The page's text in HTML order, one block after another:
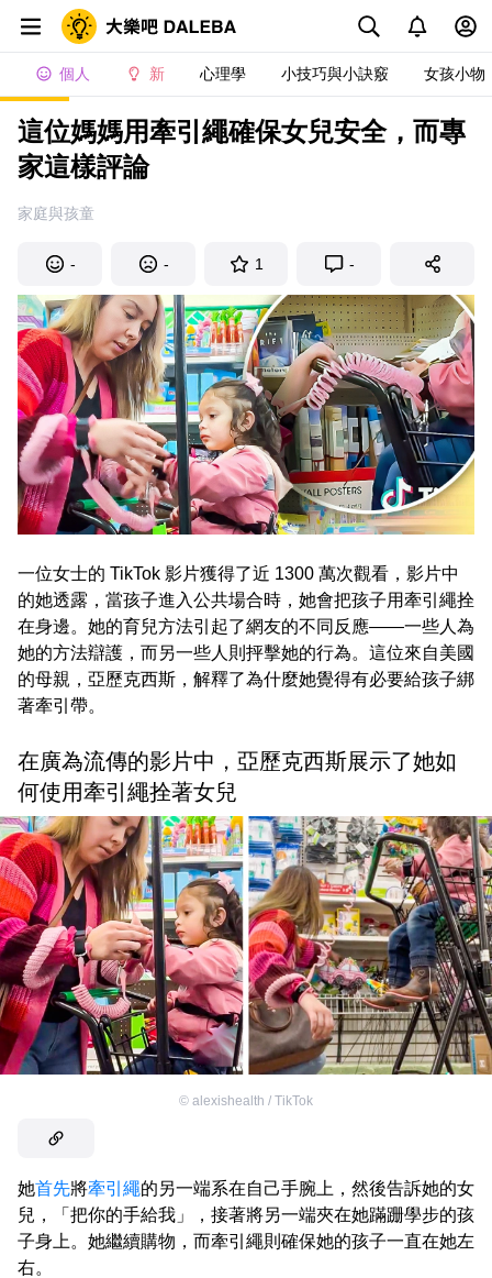
個人 新 心理學 小技巧與小訣竅 女孩小物
這位媽媽用牽引繩確保女兒安全，而專
家這樣評論
家庭與孩童
- - 1 -
一位女士的 TikTok 影片獲得了近 1300 萬次觀看，影片中
的她透露，當孩子進入公共場合時，她會把孩子用牽引繩拴
在身邊。她的育兒方法引起了網友的不同反應——一些人為
她的方法辯護，而另一些人則抨擊她的行為。這位來自美國
的母親，亞歷克西斯，解釋了為什麼她覺得有必要給孩子綁
著牽引帶。
在廣為流傳的影片中，亞歷克西斯展示了她如
何使用牽引繩拴著女兒
© alexishealth / TikTok
她首先將牽引繩的另一端系在自己手腕上，然後告訴她的女
兒，「把你的手給我」，接著將另一端夾在她蹣跚學步的孩
子身上。她繼續購物，而牽引繩則確保她的孩子一直在她左
右。